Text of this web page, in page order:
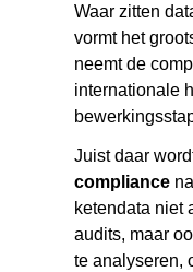
Waar zitten
vormt het
neemt de
internationale
Juist daar
compliance
ketendata niet
audits, maar
te analyseren,